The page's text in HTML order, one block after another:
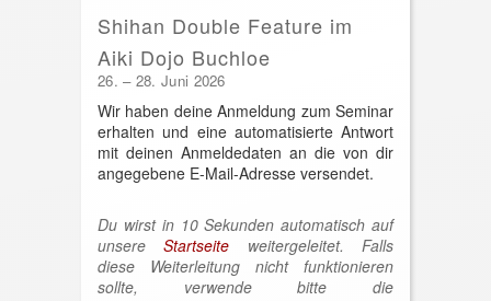
Shihan Double Feature im
Aiki Dojo Buchloe
26. – 28. Juni 2026
Wir haben deine Anmeldung zum Seminar
erhalten und eine automatisierte Antwort
mit deinen Anmeldedaten an die von dir
angegebene E-Mail-Adresse versendet.
Du wirst in 10 Sekunden automatisch auf
unsereStartseite weitergeleitet. Falls
diese Weiterleitung nicht funktionieren
sollte, verwende bitte die